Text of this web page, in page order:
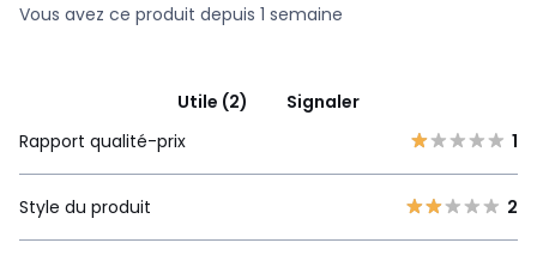
Vous avez ce produit depuis 1 semaine
Utile (2)
Signaler
Rapport qualité-prix
1
Style du produit 2